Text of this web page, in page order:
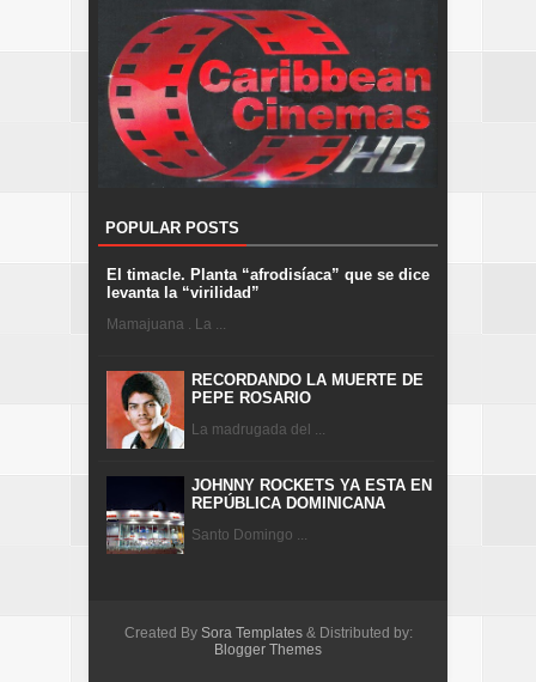
POPULAR POSTS
El timacle. Planta “afrodisíaca” que se dice
levanta la “virilidad”
Mamajuana . La ...
RECORDANDO LA MUERTE DE
PEPE ROSARIO
La madrugada del ...
JOHNNY ROCKETS YA ESTA EN
REPÚBLICA DOMINICANA
Santo Domingo ...
Created By Sora Templates& Distributed by:
Blogger Themes